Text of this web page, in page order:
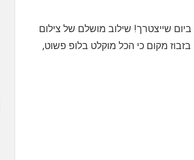
שייצטרך! שילוב מושלם של צילום
מקום כי הכל מוקלט בלופ פשוט,